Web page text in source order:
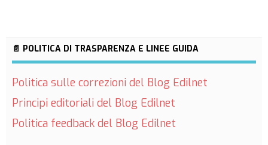
📄 POLITICA DI TRASPARENZA E LINEE GUIDA
Politica sulle correzioni del Blog Edilnet
Principi editoriali del Blog Edilnet
Politica feedback del Blog Edilnet